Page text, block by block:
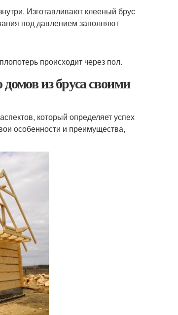
Изготавливают клееный брус
под давлением заполняют
происходит через пол.
из бруса своими
который определяет успех
особенности и преимущества,